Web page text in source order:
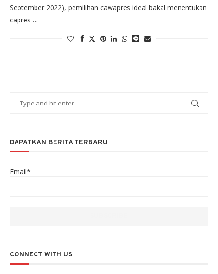
September 2022), pemilihan cawapres ideal bakal menentukan
capres …
DAPATKAN BERITA TERBARU
Email*
CONNECT WITH US